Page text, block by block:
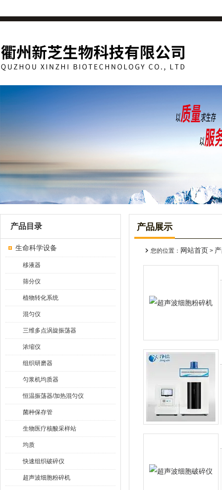
产品目录
生命科学设备
移液器
筛分仪
植物转化系统
混匀仪
三维多点涡旋振荡器
浓缩仪
组织研磨器
匀浆机均质器
恒温振荡器/加热混匀仪
菌种保存管
生物医疗核酸采样站
均质
快速组织破碎仪
超声波细胞粉碎机
产品展示
您的位置： 网站首页 >